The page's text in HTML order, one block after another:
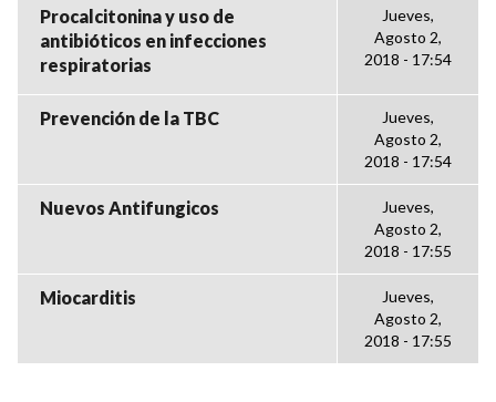
Procalcitonina y uso de
antibióticos en infecciones
respiratorias
Jueves,
Agosto 2,
2018 - 17:54
Prevención de la TBC
Jueves,
Agosto 2,
2018 - 17:54
Nuevos Antifungicos
Jueves,
Agosto 2,
2018 - 17:55
Miocarditis
Jueves,
Agosto 2,
2018 - 17:55